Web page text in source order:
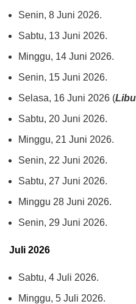
Senin, 8 Juni 2026.
Sabtu, 13 Juni 2026.
Minggu, 14 Juni 2026.
Senin, 15 Juni 2026.
Selasa, 16 Juni 2026 (
Sabtu, 20 Juni 2026.
Minggu, 21 Juni 2026.
Senin, 22 Juni 2026.
Sabtu, 27 Juni 2026.
Minggu 28 Juni 2026.
Senin, 29 Juni 2026.
Juli 2026
Sabtu, 4 Juli 2026.
Minggu, 5 Juli 2026.